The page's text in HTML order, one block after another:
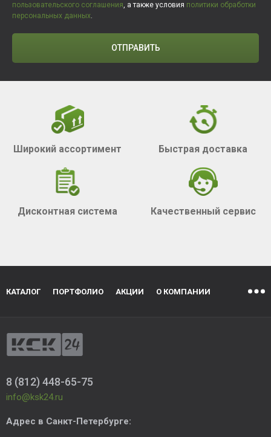
пользовательского соглашения, а также условия политики обработки
персональных данных.
ОТПРАВИТЬ
Широкий ассортимент Быстрая доставка
Дисконтная система Качественный сервис
КАТАЛОГ ПОРТФОЛИО АКЦИИ О КОМПАНИИ
8 (812) 448-65-75
info@ksk24.ru
Адрес в Санкт-Петербурге: